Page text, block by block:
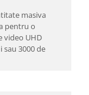
masiva
pentru o
video UHD
sau 3000 de